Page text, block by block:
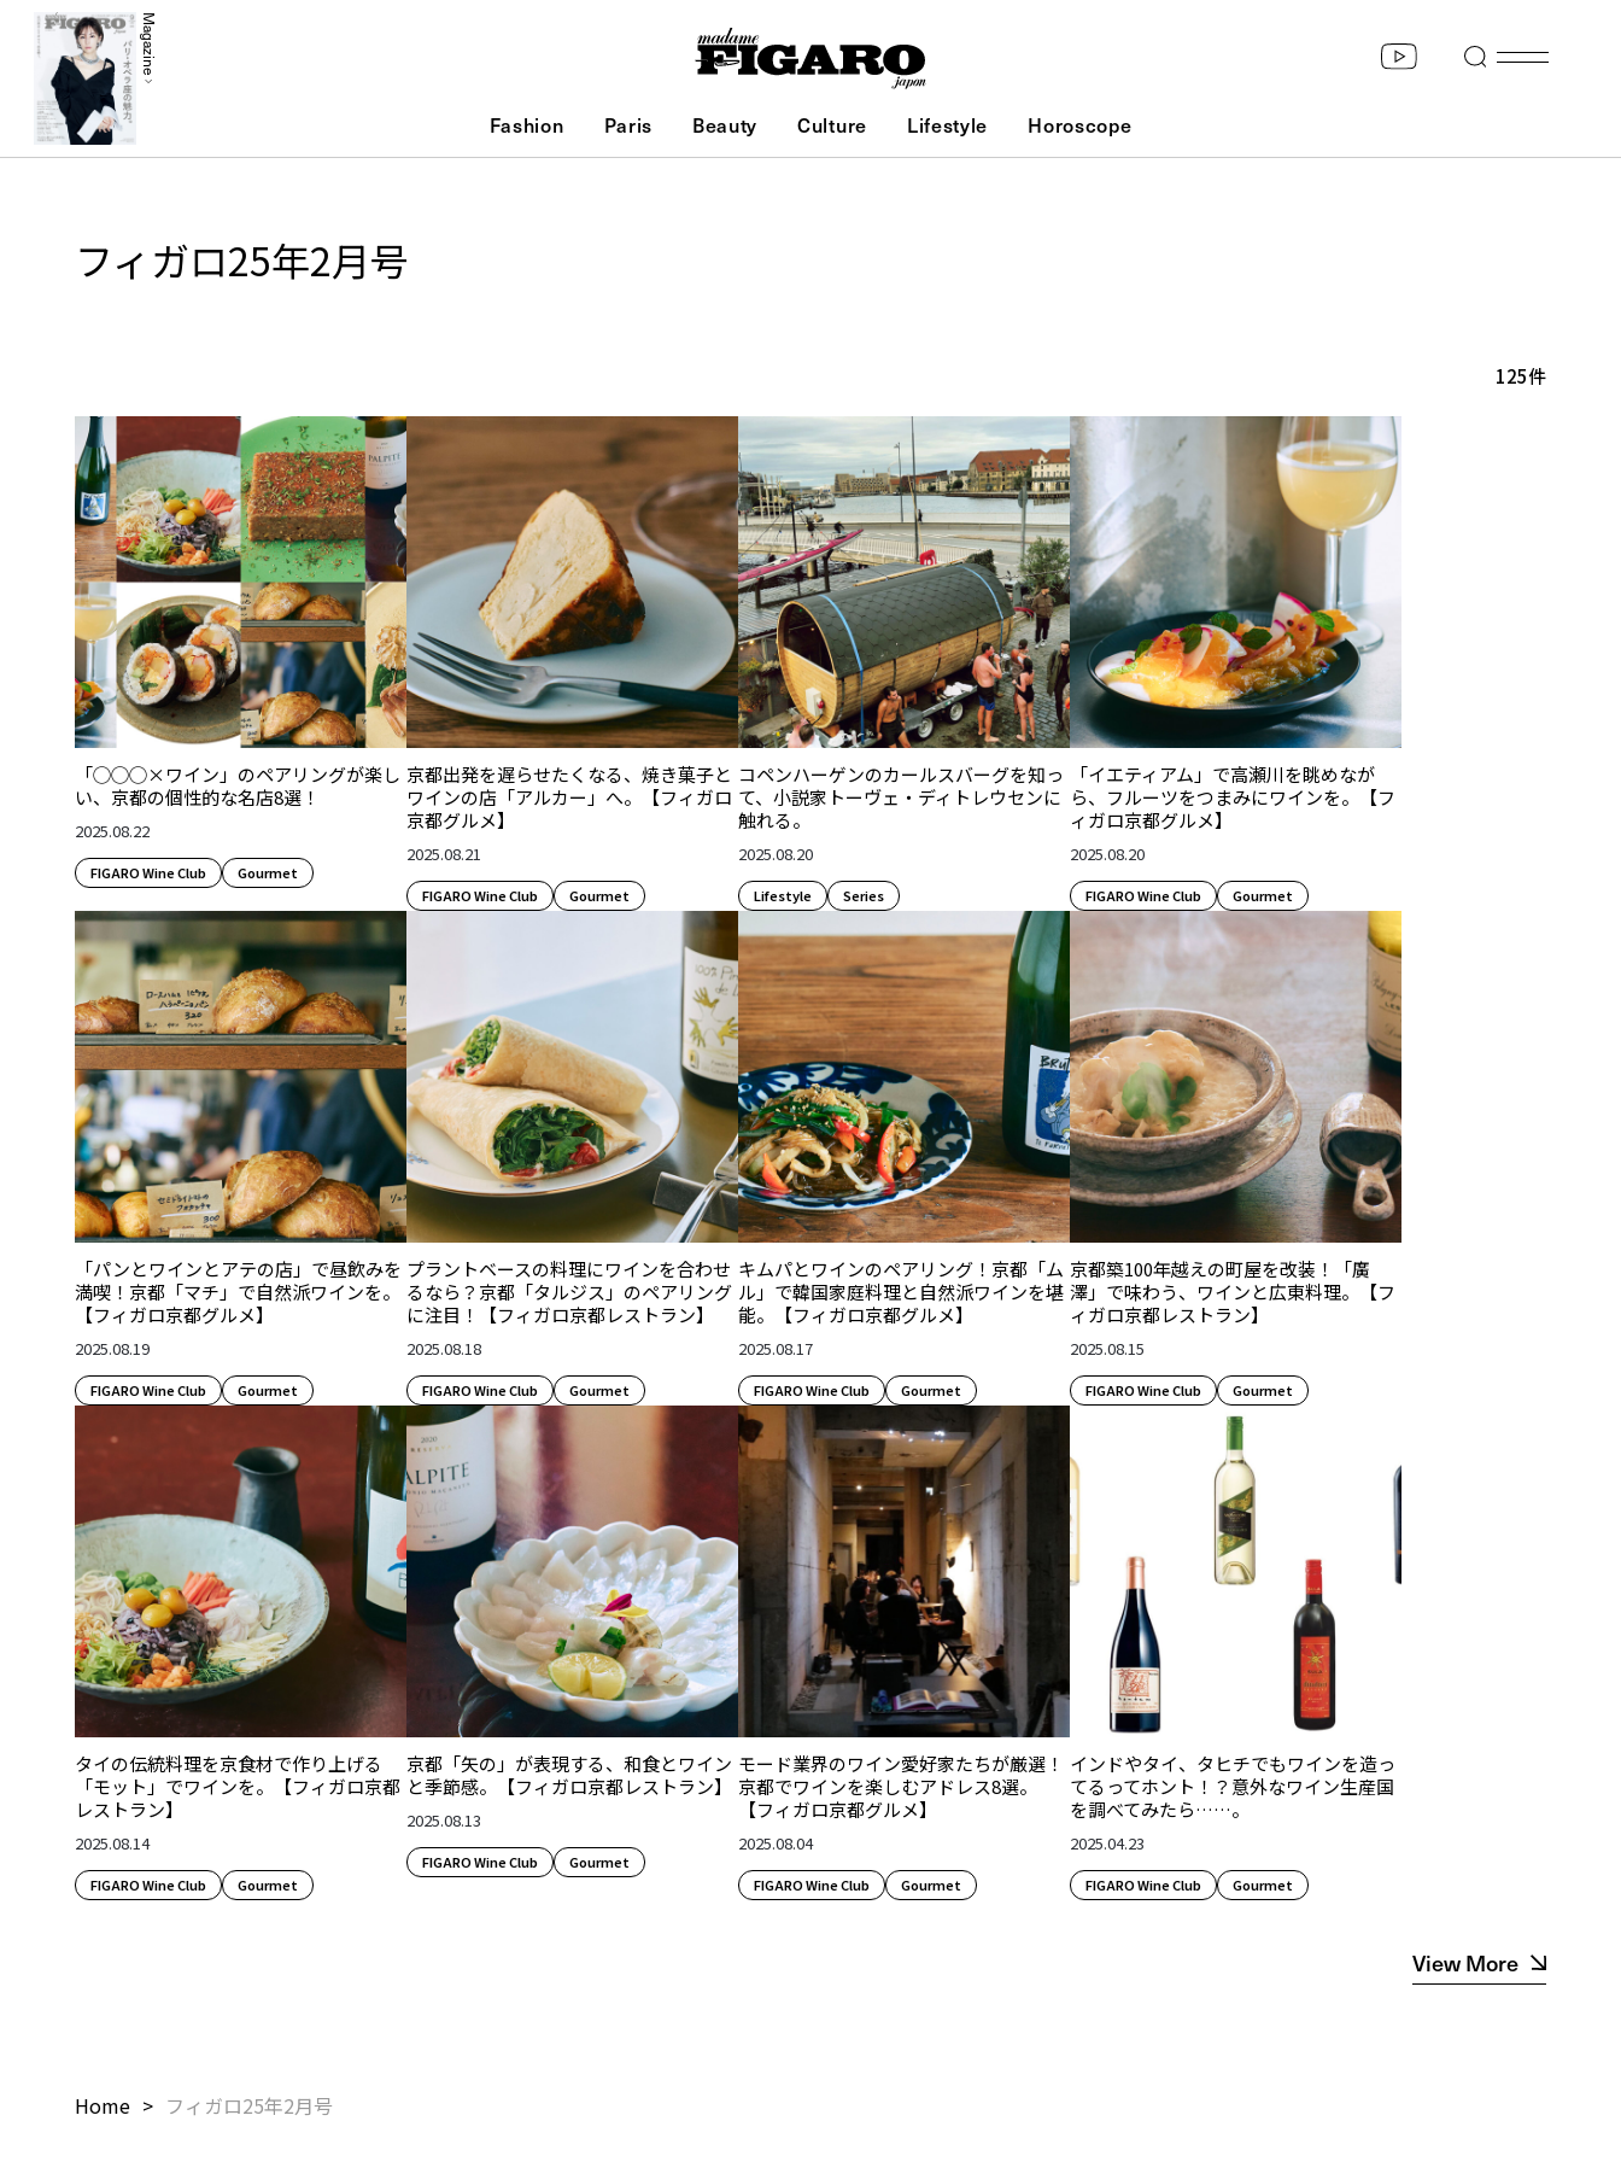
Magazine
Fashion Paris Beauty Culture Lifestyle Horoscope
フィガロ25年2月号
125件
「◯◯◯×ワイン」のペアリングが楽し
い、京都の個性的な名店8選！
2025.08.22
FIGARO Wine Club Gourmet
京都出発を遅らせたくなる、焼き菓子と
ワインの店「アルカー」へ。【フィガロ
京都グルメ】
2025.08.21
FIGARO Wine Club Gourmet
コペンハーゲンのカールスバーグを知っ
て、小説家トーヴェ・ディトレウセンに
触れる。
2025.08.20
Lifestyle​ Series
「イエティアム」で高瀬川を眺めなが
ら、フルーツをつまみにワインを。【フ
ィガロ京都グルメ】
2025.08.20
FIGARO Wine Club Gourmet
「パンとワインとアテの店」で昼飲みを
満喫！京都「マチ」で自然派ワインを。
【フィガロ京都グルメ】
2025.08.19
FIGARO Wine Club Gourmet
プラントベースの料理にワインを合わせ
るなら？京都「タルジス」のペアリング
に注目！【フィガロ京都レストラン】
2025.08.18
FIGARO Wine Club Gourmet
キムパとワインのペアリング！京都「ム
ル」で韓国家庭料理と自然派ワインを堪
能。【フィガロ京都グルメ】
2025.08.17
FIGARO Wine Club Gourmet
京都築100年越えの町屋を改装！「廣
澤」で味わう、ワインと広東料理。【フ
ィガロ京都レストラン】
2025.08.15
FIGARO Wine Club Gourmet
タイの伝統料理を京食材で作り上げる
「モット」でワインを。【フィガロ京都
レストラン】
2025.08.14
FIGARO Wine Club Gourmet
京都「矢の」が表現する、和食とワイン
と季節感。【フィガロ京都レストラン】
2025.08.13
FIGARO Wine Club Gourmet
モード業界のワイン愛好家たちが厳選！
京都でワインを楽しむアドレス8選。
【フィガロ京都グルメ】
2025.08.04
FIGARO Wine Club Gourmet
インドやタイ、タヒチでもワインを造っ
てるってホント！？意外なワイン生産国
を調べてみたら……。
2025.04.23
FIGARO Wine Club Gourmet
View More
Home フィガロ25年2月号